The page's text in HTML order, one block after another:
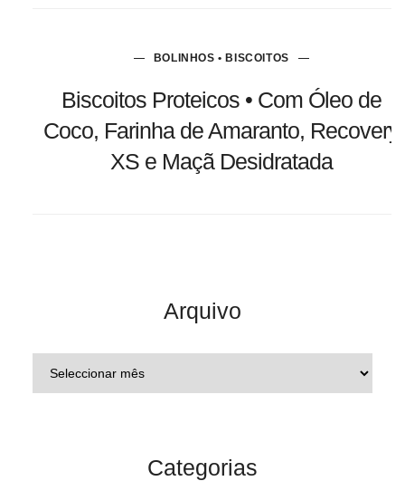
BOLINHOS • BISCOITOS
Biscoitos Proteicos • Com Óleo de
Coco, Farinha de Amaranto, Recovery
XS e Maçã Desidratada
Arquivo
Categorias